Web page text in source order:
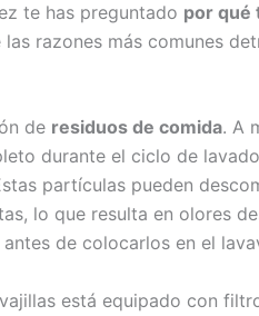
te has preguntado por qué
razones más comunes
de residuos de comida. A
durante el ciclo de
partículas pueden
lo que resulta en olores
de colocarlos en el
está equipado con